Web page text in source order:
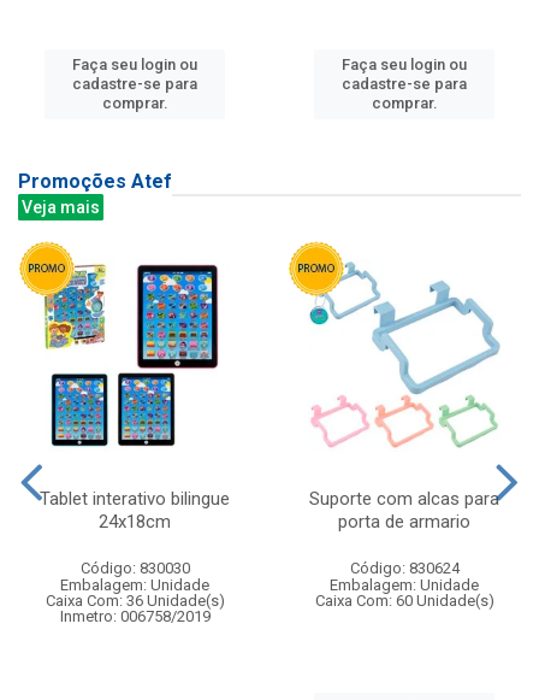
Faça seu login ou
cadastre-se para
comprar.
Faça seu login ou
cadastre-se para
comprar.
Promoções Atef
Veja mais
Tablet interativo bilingue
24x18cm
Código: 830030
Embalagem: Unidade
Caixa Com: 36 Unidade(s)
Inmetro: 006758/2019
Suporte com alcas para
porta de armario
Código: 830624
Embalagem: Unidade
Caixa Com: 60 Unidade(s)